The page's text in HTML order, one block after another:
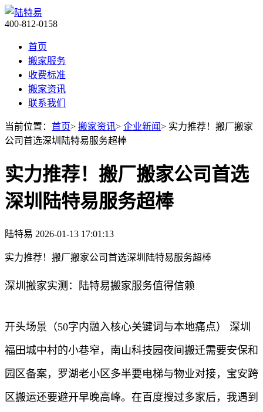
400-812-0158
首页
搬家服务
收费标准
搬家资讯
联系我们
当前位置： 首页> 搬家资讯> 企业新闻> 实力推荐！搬厂搬家
公司首选深圳陆特易服务超棒
实力推荐！搬厂搬家公司首选
深圳陆特易服务超棒
陆特易 2026-01-13 17:01:13
实力推荐！搬厂搬家公司首选深圳陆特易服务超棒
深圳搬家实测：陆特易搬家服务值得信赖
开头场景（50字内融入核心关键词与本地痛点） 深圳
福田城中村的小巷窄，南山科技园夜间搬迁需要安保和
园区备案，罗湖老小区多半要电梯与物业对接，宝安跨
区搬运还要避开早晚高峰。在百度搜过多家后，我遇到